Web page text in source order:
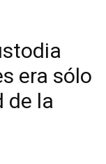
era sólo
de la